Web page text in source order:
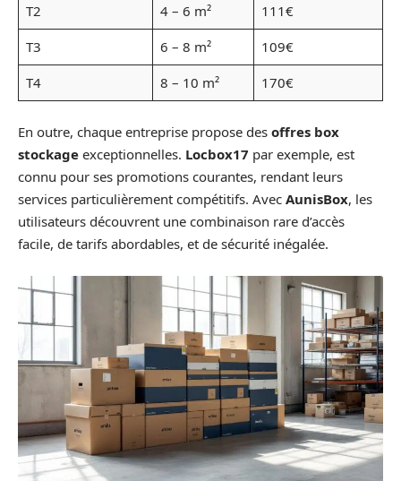
T2
4 – 6 m²
111€
T3
6 – 8 m²
109€
T4
8 – 10 m² 170€
En outre, chaque entreprise propose des offres box
stockage exceptionnelles. Locbox17 par exemple, est
connu pour ses promotions courantes, rendant leurs
services particulièrement compétitifs. Avec AunisBox, les
utilisateurs découvrent une combinaison rare d’accès
facile, de tarifs abordables, et de sécurité inégalée.